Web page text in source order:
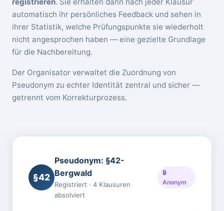
automatisch ihr persönliches Feedback und sehen in
ihrer Statistik, welche Prüfungspunkte sie wiederholt
nicht angesprochen haben — eine gezielte Grundlage
für die Nachbereitung.
Der Organisator verwaltet die Zuordnung von
Pseudonym zu echter Identität zentral und sicher —
getrennt vom Korrekturprozess.
§42
Pseudonym: §42-
Bergwald
Registriert · 4 Klausuren
absolviert
🔒
Anonym